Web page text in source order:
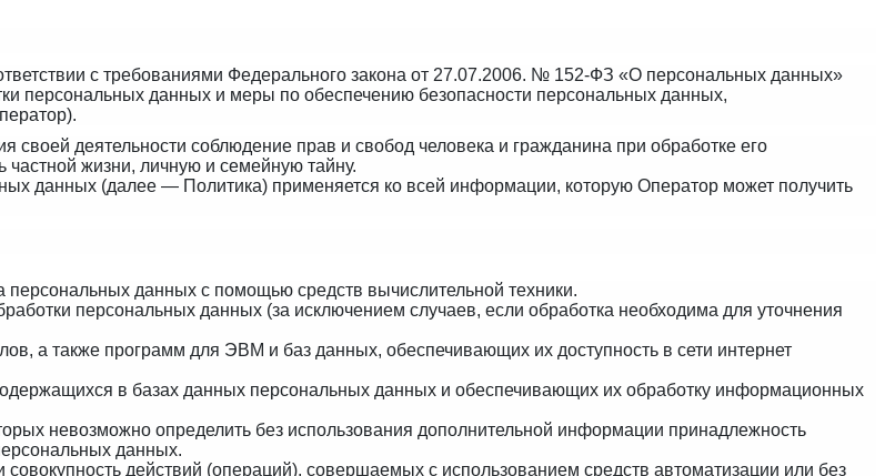
с требованиями Федерального закона от 27.07.2006. № 152-ФЗ «О персональных данных»
персональных данных и меры по обеспечению безопасности персональных данных,
деятельности соблюдение прав и свобод человека и гражданина при обработке его
жизни, личную и семейную тайну.
данных (далее — Политика) применяется ко всей информации, которую Оператор может получить
данных с помощью средств вычислительной техники.
персональных данных (за исключением случаев, если обработка необходима для уточнения
а также программ для ЭВМ и баз данных, обеспечивающих их доступность в сети интернет
в базах данных персональных данных и обеспечивающих их обработку информационных
невозможно определить без использования дополнительной информации принадлежность
данных.
действий (операций), совершаемых с использованием средств автоматизации или без